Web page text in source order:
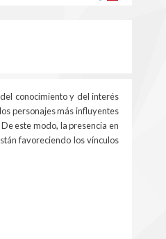
conocimiento y del interés
personajes más influyentes
este modo, la presencia en
favoreciendo los vínculos